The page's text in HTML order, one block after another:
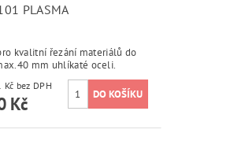
PLASMA
kvalitní řezání materiálů do
mm uhlíkaté oceli.
57 322,31 Kč bez DPH
Kč